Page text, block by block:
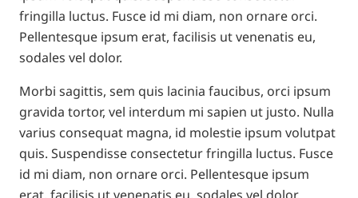
fringilla luctus. Fusce id mi diam, non ornare orci.
Pellentesque ipsum erat, facilisis ut venenatis eu,
sodales vel dolor.
Morbi sagittis, sem quis lacinia faucibus, orci ipsum
gravida tortor, vel interdum mi sapien ut justo. Nulla
varius consequat magna, id molestie ipsum volutpat
quis. Suspendisse consectetur fringilla luctus. Fusce
id mi diam, non ornare orci. Pellentesque ipsum